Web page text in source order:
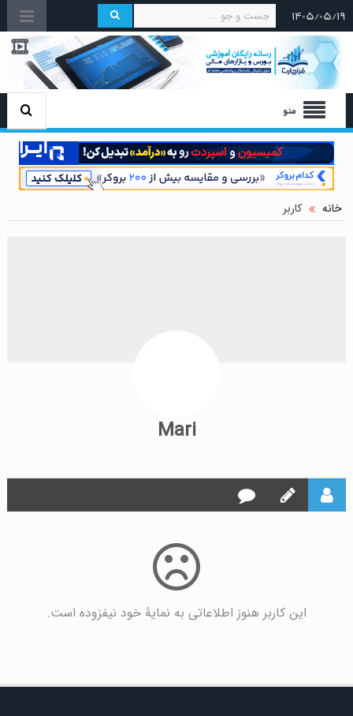
۱۴۰۵/۰۵/۱۹
منو
خانه کاربر
Mari
این کاربر هنوز اطلاعاتی به نمایۀ خود نیفزوده است.